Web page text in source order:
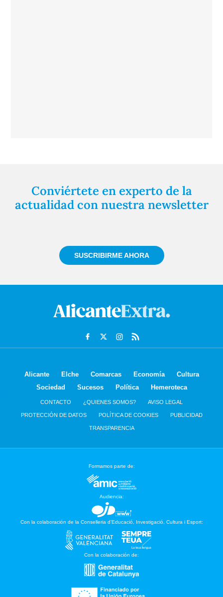
Conviértete en experto de la
actualidad con nuestra newsletter
SUSCRIBIRME AHORA
Alicante Elche Comarcas Economía
Cultura
Sociedad
Sucesos Política Hemeroteca
CONTACTO ¿QUIENES SOMOS? AVISO LEGAL
PROTECCIÓN DE DATOS POLÍTICA DE COOKIES PUBLICIDAD
TRANSPARENCIA
Formamos parte de:
Audiencia:
Con la colaboración de la Conselleria d’Educació, Investigació, Cultura i Esport:
Con la colaboración de: